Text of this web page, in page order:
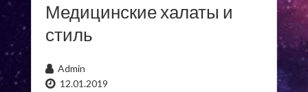
Медицинские халаты и
стиль
Admin
12.01.2019